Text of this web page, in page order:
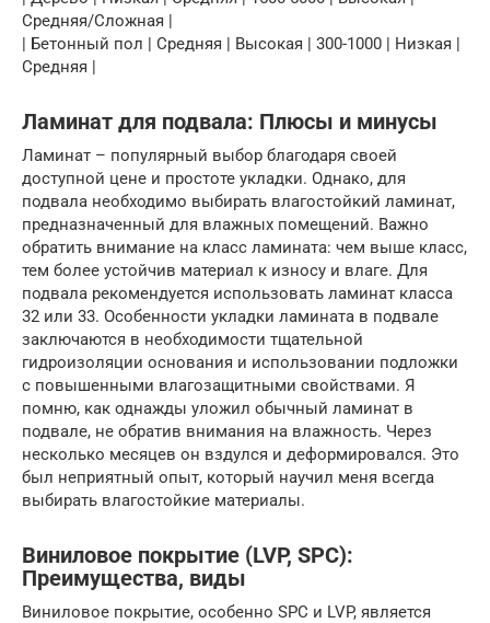
Средняя/Сложная |
| Бетонный пол | Средняя | Высокая | 300-1000 | Низкая |
Средняя |
Ламинат для подвала: Плюсы и минусы
Ламинат – популярный выбор благодаря своей
доступной цене и простоте укладки. Однако, для
подвала необходимо выбирать влагостойкий ламинат,
предназначенный для влажных помещений. Важно
обратить внимание на класс ламината: чем выше класс,
тем более устойчив материал к износу и влаге. Для
подвала рекомендуется использовать ламинат класса
32 или 33. Особенности укладки ламината в подвале
заключаются в необходимости тщательной
гидроизоляции основания и использовании подложки
с повышенными влагозащитными свойствами. Я
помню, как однажды уложил обычный ламинат в
подвале, не обратив внимания на влажность. Через
несколько месяцев он вздулся и деформировался. Это
был неприятный опыт, который научил меня всегда
выбирать влагостойкие материалы.
Виниловое покрытие (LVP, SPC):
Преимущества, виды
Виниловое покрытие, особенно SPC и LVP, является